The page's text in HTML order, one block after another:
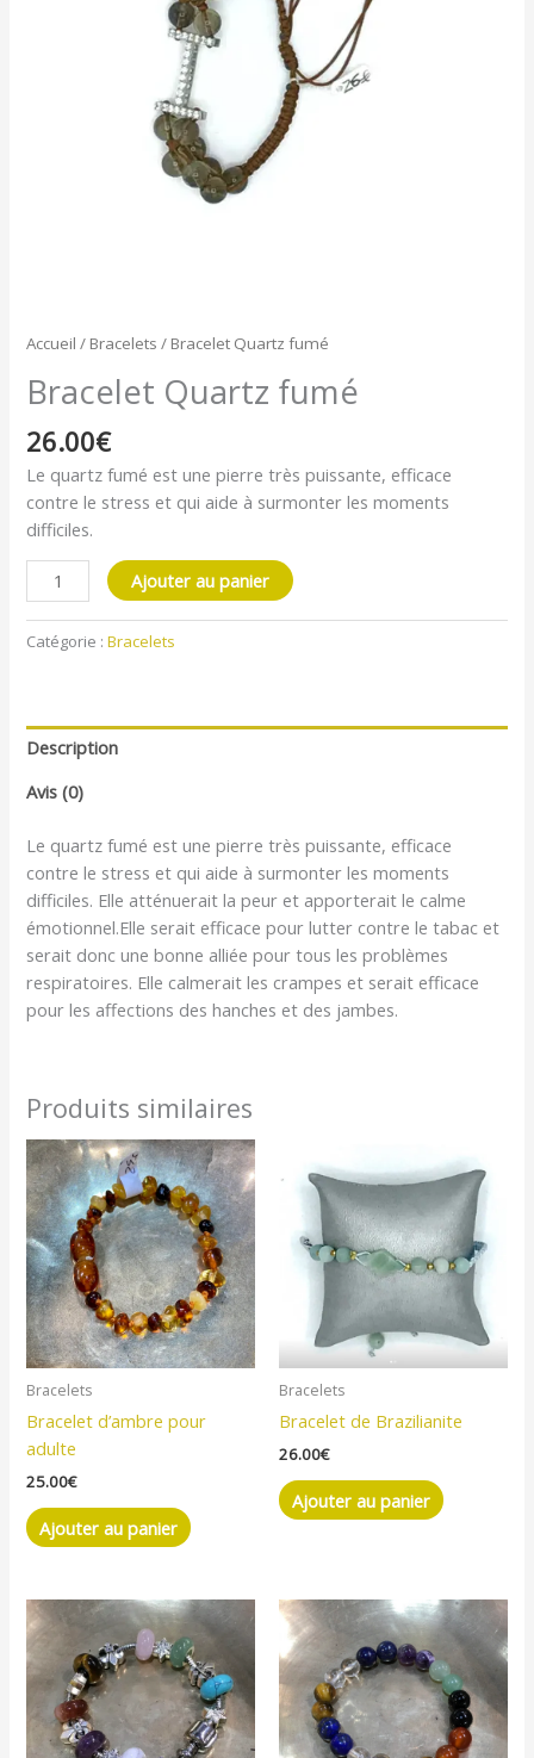
Accueil / Bracelets / Bracelet Quartz fumé
Bracelet Quartz fumé
26.00€
Le quartz fumé est une pierre très puissante, efficace
contre le stress et qui aide à surmonter les moments
difficiles.
Ajouter au panier
Catégorie :Bracelets
Description
Avis (0)
Le quartz fumé est une pierre très puissante, efficace
contre le stress et qui aide à surmonter les moments
difficiles. Elle atténuerait la peur et apporterait le calme
émotionnel.Elle serait efficace pour lutter contre le tabac et
serait donc une bonne alliée pour tous les problèmes
respiratoires. Elle calmerait les crampes et serait efficace
pour les affections des hanches et des jambes.
Produits similaires
Bracelets
Bracelet d’ambre pour
adulte
25.00€
Ajouter au panier
Bracelets
Bracelet de Brazilianite
26.00€
Ajouter au panier